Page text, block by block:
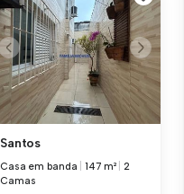
Santos
Casa em banda |147 m² |2
Camas